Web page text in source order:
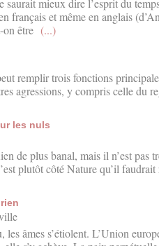
saurait mieux dire l’esprit du
français et même en anglais
être (...)
remplir trois fonctions
agressions, y compris celle du
les nuls
de plus banal, mais il n’est pas
plutôt côté Nature qu’il
les âmes s’étiolent. L’Union